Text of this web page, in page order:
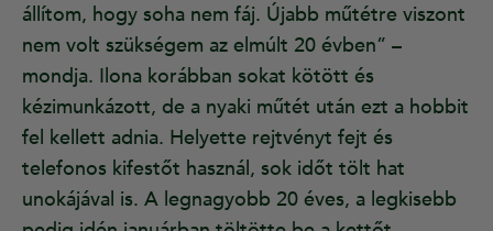
állítom, hogy soha nem fáj. Újabb műtétre viszont
nem volt szükségem az elmúlt 20 évben” –
mondja. Ilona korábban sokat kötött és
kézimunkázott, de a nyaki műtét után ezt a hobbit
fel kellett adnia. Helyette rejtvényt fejt és
telefonos kifestőt használ, sok időt tölt hat
unokájával is. A legnagyobb 20 éves, a legkisebb